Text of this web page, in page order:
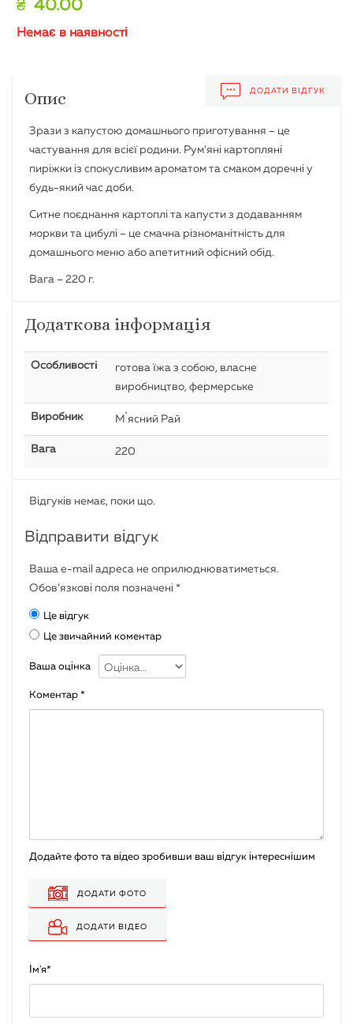
₴ 40.00
Немає в наявності
ДОДАТИ ВІДГУК
Опис
Зрази з капустою домашнього приготування – це
частування для всієї родини. Рум’яні картопляні
пиріжки із спокусливим ароматом та смаком доречні у
будь-який час доби.
Ситне поєднання картоплі та капусти з додаванням
моркви та цибулі – це смачна різноманітність для
домашнього меню або апетитний офісний обід.
Вага – 220 г.
Додаткова інформація
Особливості
готова їжа з собою, власне
виробництво, фермерське
Виробник М`ясний Рай
Вага 220
Відгуків немає, поки що.
Відправити відгук
Ваша e-mail адреса не оприлюднюватиметься.
Обов’язкові поля позначені *
Це відгук
Це звичайний коментар
Ваша оцінка
Коментар *
Додайте фото та відео зробивши ваш відгук інтереснішим
ДОДАТИ ФОТО
ДОДАТИ ВІДЕО
Ім'я*